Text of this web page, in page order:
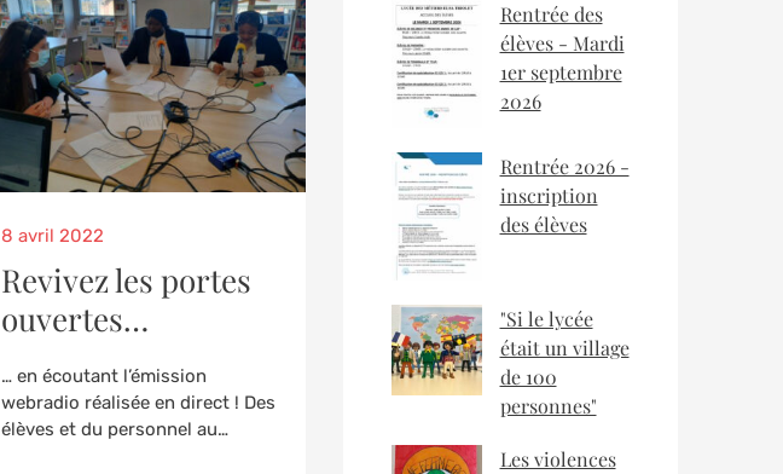
Posted
8 avril 2022
Revivez les portes
ouvertes…
… en écoutant l’émission
webradio réalisée en direct ! Des
élèves et du personnel au…
Rentrée des
élèves - Mardi
1er septembre
2026
Rentrée 2026 -
inscription
des élèves
"Si le lycée
était un village
de 100
personnes"
Les violences